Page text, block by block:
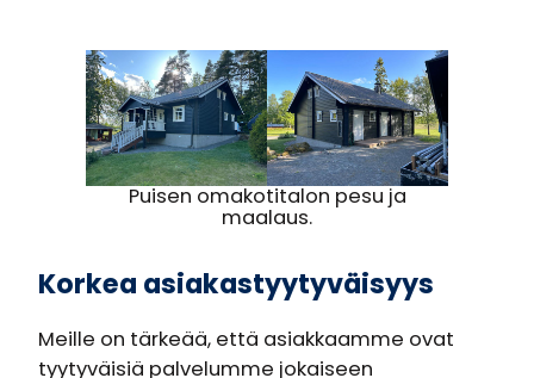
Puisen omakotitalon pesu ja
maalaus.
Korkea asiakastyytyväisyys
Meille on tärkeää, että asiakkaamme ovat
tyytyväisiä palvelumme jokaiseen